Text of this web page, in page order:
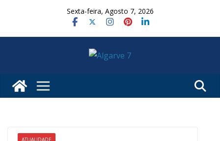
Sexta-feira, Agosto 7, 2026
ATUALIDADE